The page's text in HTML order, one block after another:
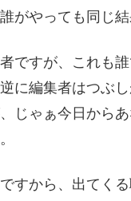
がやっても同じ
ですが、これも
に編集者はつぶ
じゃぁ今日から
すから、出てく